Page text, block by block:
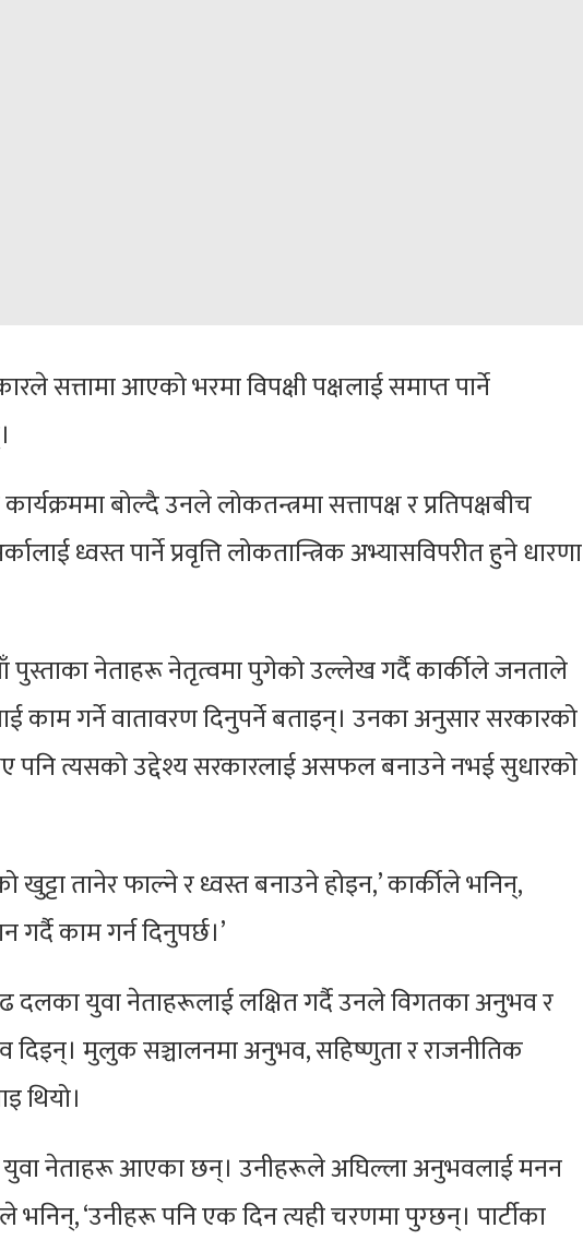
सत्तामा आएको भरमा विपक्षी पक्षलाई समाप्त पार्ने
बोल्दै उनले लोकतन्त्रमा सत्तापक्ष र प्रतिपक्षबीच
ध्वस्त पार्ने प्रवृत्ति लोकतान्त्रिक अभ्यासविपरीत हुने धारणा
पुस्ताका नेताहरू नेतृत्वमा पुगेको उल्लेख गर्दै कार्कीले जनताले
काम गर्ने वातावरण दिनुपर्ने बताइन्। उनका अनुसार सरकारको
पनि त्यसको उद्देश्य सरकारलाई असफल बनाउने नभई सुधारको
तानेर फाल्ने र ध्वस्त बनाउने होइन,’ कार्कीले भनिन्,
काम गर्न दिनुपर्छ।’
दलका युवा नेताहरूलाई लक्षित गर्दै उनले विगतका अनुभव र
मुलुक सञ्चालनमा अनुभव, सहिष्णुता र राजनीतिक
थियो।
र युवा नेताहरू आएका छन्। उनीहरूले अघिल्ला अनुभवलाई मनन
भनिन्, ‘उनीहरू पनि एक दिन त्यही चरणमा पुग्छन्। पार्टीका